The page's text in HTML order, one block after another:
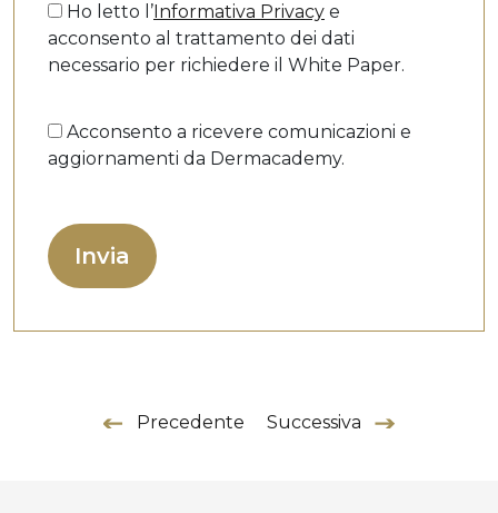
Ho letto l’Informativa Privacy e
acconsento al trattamento dei dati
necessario per richiedere il White Paper.
Acconsento a ricevere comunicazioni e
aggiornamenti da Dermacademy.
Precedente Successiva